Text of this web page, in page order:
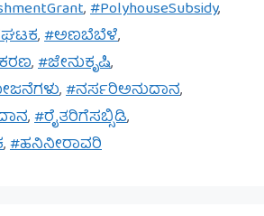
,#PolyhouseSubsidy,
,#ಅಣಬೆಬೆಳೆ,
,#ಜೇನುಕೃಷಿ,
,#ನರ್ಸರಿಅನುದಾನ,
,#ರೈತರಿಗೆಸಬ್ಸಿಡಿ,
,#ಹನಿನೀರಾವರಿ